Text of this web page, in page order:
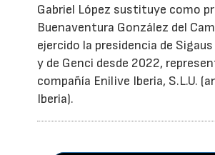
Gabriel López sustituye como
Buenaventura González del
ejercido la presidencia de
y de Genci desde 2022,
compañía Enilive Iberia, S.L.U.
Iberia).